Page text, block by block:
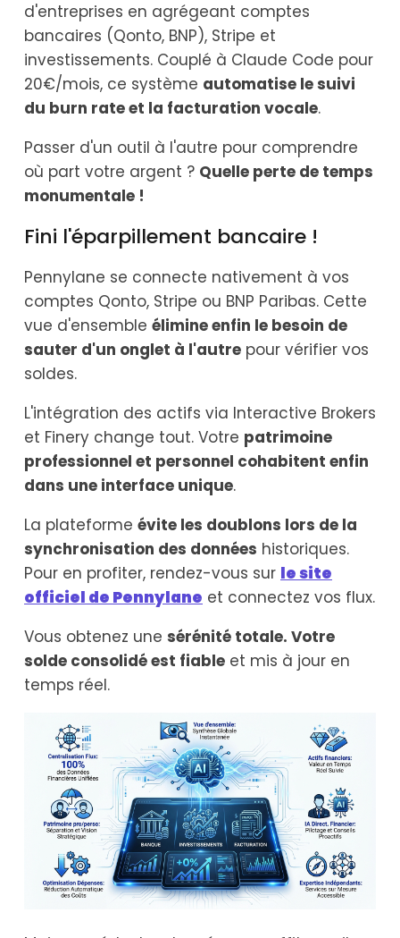
d'entreprises en agrégeant comptes
bancaires (Qonto, BNP), Stripe et
investissements. Couplé à Claude Code pour
20€/mois, ce système automatise le suivi
du burn rate et la facturation vocale.
Passer d'un outil à l'autre pour comprendre
où part votre argent ? Quelle perte de temps
monumentale !
Fini l'éparpillement bancaire !
Pennylane se connecte nativement à vos
comptes Qonto, Stripe ou BNP Paribas. Cette
vue d'ensemble élimine enfin le besoin de
sauter d'un onglet à l'autre pour vérifier vos
soldes.
L'intégration des actifs via Interactive Brokers
et Finery change tout. Votre patrimoine
professionnel et personnel cohabitent enfin
dans une interface unique.
La plateforme évite les doublons lors de la
synchronisation des données historiques.
Pour en profiter, rendez-vous sur le site
officiel de Pennylane et connectez vos flux.
Vous obtenez une sérénité totale. Votre
solde consolidé est fiable et mis à jour en
temps réel.